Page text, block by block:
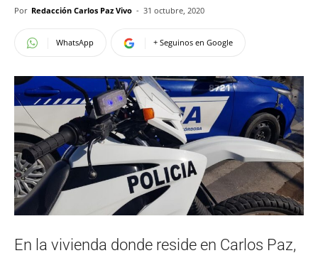
Por Redacción Carlos Paz Vivo - 31 octubre, 2020
WhatsApp + Seguinos en Google
En la vivienda donde reside en Carlos Paz,